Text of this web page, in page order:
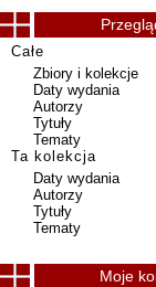
Całe
Zbiory i kolekcje
Daty wydania
Autorzy
Tytuły
Tematy
Ta kolekcja
Daty wydania
Autorzy
Tytuły
Tematy
Moje